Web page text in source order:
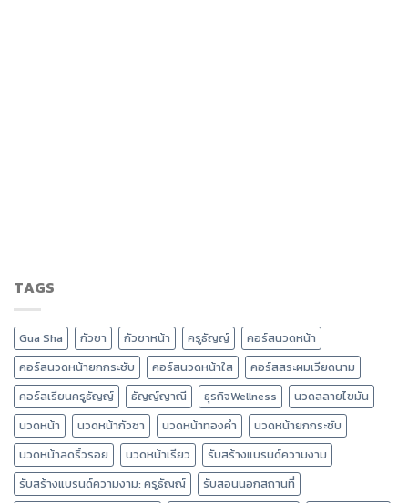
TAGS
Gua Sha กัวซา กัวซาหน้า ครูธัญญ์
คอร์สนวดหน้า
คอร์สนวดหน้ายกกระชับ
คอร์สนวดหน้าใส
คอร์สสระผมเวียดนาม
คอร์สเรียนครูธัญญ์
ธัญญ์ญาณี ธุรกิจWellness
นวดสลายไขมัน
นวดหน้า
นวดหน้ากัวซา นวดหน้าทองคำ
นวดหน้ายกกระชับ
นวดหน้าลดริ้วรอย
นวดหน้าเรียว
รับสร้างแบรนด์ความงาม
รับสร้างแบรนด์ความงาม: ครูธัญญ์
รับสอนนอกสถานที่